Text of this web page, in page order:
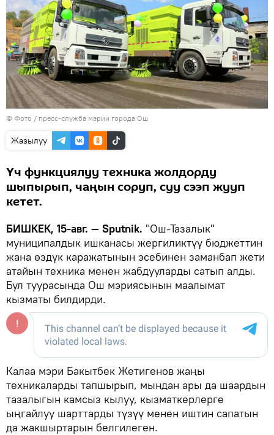
© Фото / пресс-служба мэрии города Ош
Жазылуу
Үч функциялуу техника жолдорду
шыпырып, чаңын соруп, суу сээп жууп
кетет.
БИШКЕК, 15-авг. — Sputnik. "Ош-Тазалык"
муниципалдык ишканасы жергиликтүү бюджеттин
жана өздүк каражатынын эсебинен заманбап жети
атайын техника менен жабдууларды сатып алды.
Бул туурасында Ош мэриясынын маалымат
кызматы билдирди.
Калаа мэри Бакытбек Жетигенов жаңы
техникаларды тапшырып, мындан ары да шаардын
тазалыгын камсыз кылуу, кызматкерлерге
ыңгайлуу шарттарды түзүү менен иштин сапатын
да жакшыртарын белгилеген.